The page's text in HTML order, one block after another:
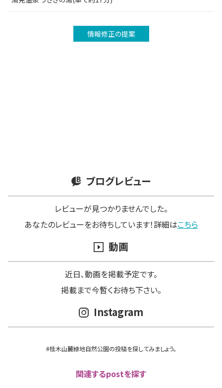
情報修正の提案
ブログレビュー
レビューが見つかりませんでした。
あなたのレビューをお待ちしています！詳細はこちら
動画
近日､動画を掲載予定です。
掲載まで今暫くお待ち下さい。
Instagram
#桂木山麓緑地自然公園の投稿を探してみましょう。
関連するpostを探す